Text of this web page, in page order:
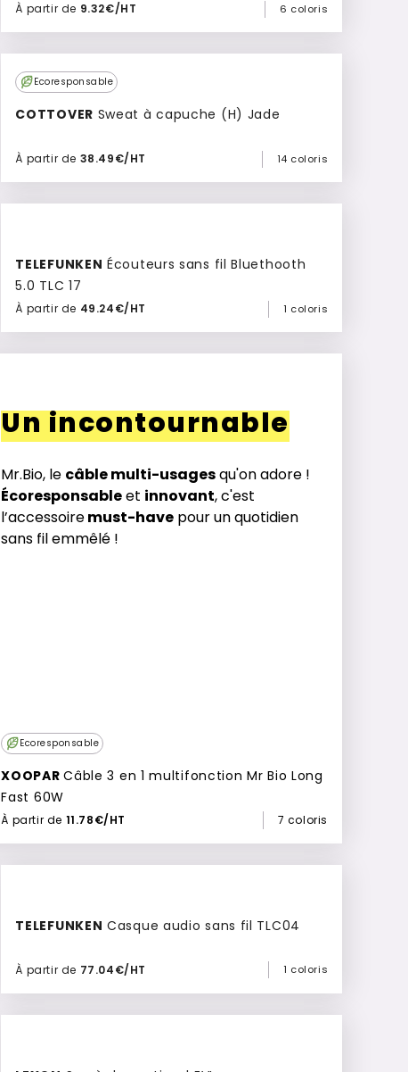
À partir de 9.32€/HT 6 coloris
Ajouter à mon devis
Ecoresponsable
COTTOVER Sweat à capuche (H) Jade
À partir de 38.49€/HT 14 coloris
Ajouter à mon devis
TELEFUNKEN Écouteurs sans fil Bluethooth
5.0 TLC 17
À partir de 49.24€/HT 1 coloris
Ajouter à mon devis
Un incontournable
Mr.Bio, le câble multi-usagesqu'on adore !
Écoresponsableet innovant, c'est
l’accessoiremust-have pour un quotidien
sans fil emmêlé !
Ecoresponsable
XOOPARCâble 3 en 1 multifonction Mr Bio Long
Fast 60W
À partir de 11.78€/HT 7 coloris
TELEFUNKEN Casque audio sans fil TLC04
À partir de 77.04€/HT 1 coloris
Ajouter à mon devis